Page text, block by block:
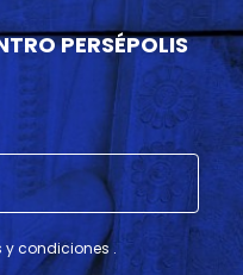
PERSÉPOLIS
y condiciones .